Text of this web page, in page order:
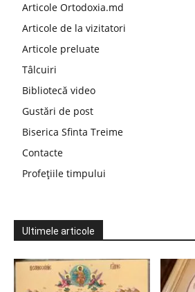
Articole Ortodoxia.md
Articole de la vizitatori
Articole preluate
Tâlcuiri
Bibliotecă video
Gustări de post
Biserica Sfinta Treime
Contacte
Profețiile timpului
Ultimele articole